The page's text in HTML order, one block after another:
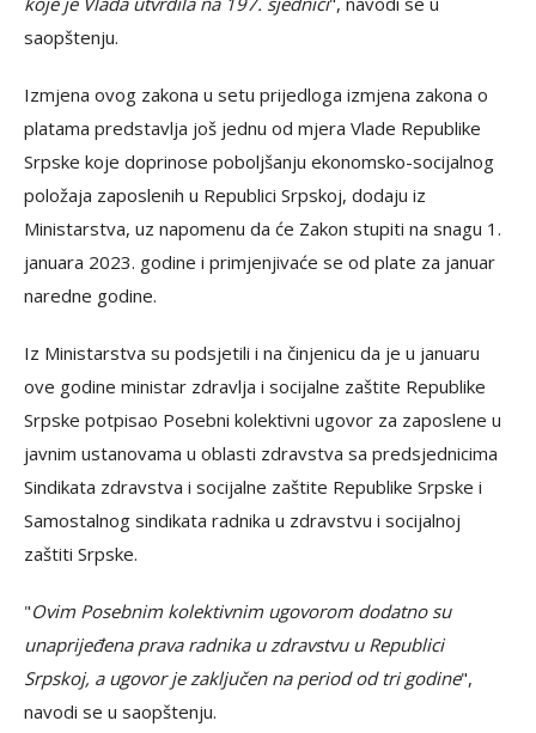
saopštenju.
Izmjena ovog zakona u setu prijedloga izmjena zakona o
platama predstavlja još jednu od mjera Vlade Republike
Srpske koje doprinose poboljšanju ekonomsko-socijalnog
položaja zaposlenih u Republici Srpskoj, dodaju iz
Ministarstva, uz napomenu da će Zakon stupiti na snagu 1.
januara 2023. godine i primjenjivaće se od plate za januar
naredne godine.
Iz Ministarstva su podsjetili i na činjenicu da je u januaru
ove godine ministar zdravlja i socijalne zaštite Republike
Srpske potpisao Posebni kolektivni ugovor za zaposlene u
javnim ustanovama u oblasti zdravstva sa predsjednicima
Sindikata zdravstva i socijalne zaštite Republike Srpske i
Samostalnog sindikata radnika u zdravstvu i socijalnoj
zaštiti Srpske.
"Ovim Posebnim kolektivnim ugovorom dodatno su
unaprijeđena prava radnika u zdravstvu u Republici
Srpskoj, a ugovor je zaključen na period od tri godine",
navodi se u saopštenju.